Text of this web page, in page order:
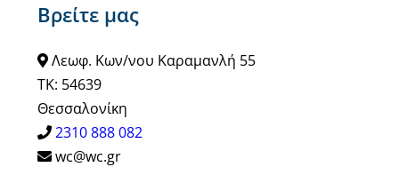
Βρείτε μας
Λεωφ. Κων/νου Καραμανλή 55
ΤΚ: 54639
Θεσσαλονίκη
2310 888 082
wc@wc.gr